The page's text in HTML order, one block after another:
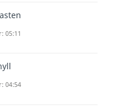
05:11
04:54